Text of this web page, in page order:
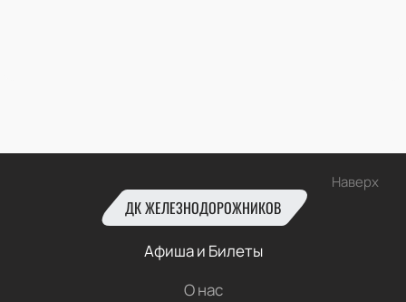
Наверх
ДК ЖЕЛЕЗНОДОРОЖНИКОВ
Афиша и Билеты
О нас